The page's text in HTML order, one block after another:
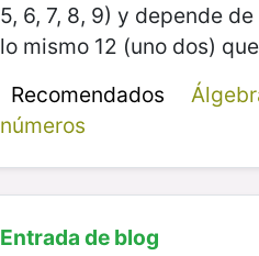
5, 6, 7, 8, 9) y depende
lo mismo 12 (uno dos)
Recomendados
números
Entrada de blog